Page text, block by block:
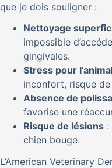
que je dois souligner :
Nettoyage
impossible
gingivales.
Stress pour
inconfort, risque de
Absence de
favorise une
Risque de lésions :
chien bouge.
L’American Veterinary